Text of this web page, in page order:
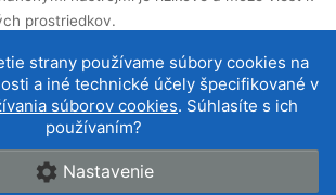
strany používame súbory cookies na
a iné technické účely špecifikované v
súborov cookies. Súhlasíte s ich
používaním?
Nastavenie
prostriedkov.
dostaneme províziu, vďaka ktorej
a ďalej rozvíjať. Na cenu služby pre
a affiliate spolupráce neovplyvňujú naše